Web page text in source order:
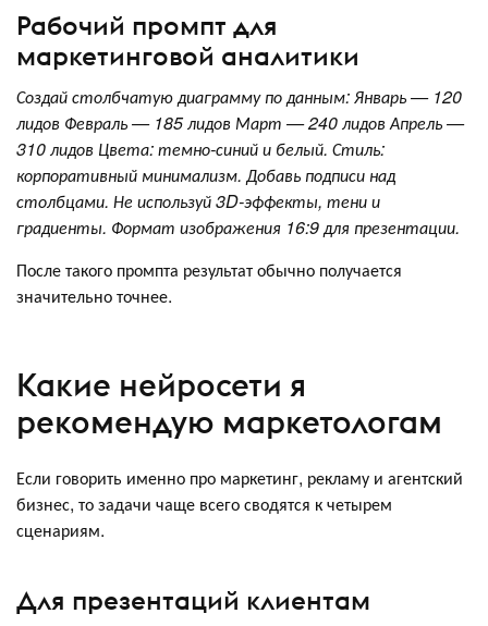
Рабочий промпт для
маркетинговой аналитики
Создай столбчатую диаграмму по данным: Январь — 120
лидов Февраль — 185 лидов Март — 240 лидов Апрель —
310 лидов Цвета: темно-синий и белый. Стиль:
корпоративный минимализм. Добавь подписи над
столбцами. Не используй 3D-эффекты, тени и
градиенты. Формат изображения 16:9 для презентации.
После такого промпта результат обычно получается
значительно точнее.
Какие нейросети я
рекомендую маркетологам
Если говорить именно про маркетинг, рекламу и агентский
бизнес, то задачи чаще всего сводятся к четырем
сценариям.
Для презентаций клиентам